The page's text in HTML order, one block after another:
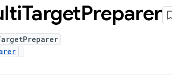
TargetPreparer